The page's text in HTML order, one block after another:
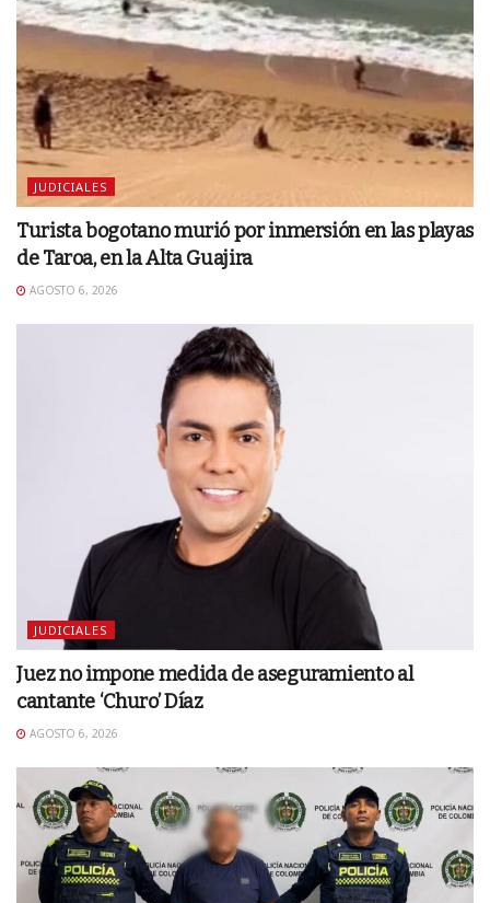
JUDICIALES
Turista bogotano murió por inmersión en las playas
de Taroa, en la Alta Guajira
AGOSTO 6, 2026
JUDICIALES
Juez no impone medida de aseguramiento al
cantante ‘Churo’ Díaz
AGOSTO 6, 2026